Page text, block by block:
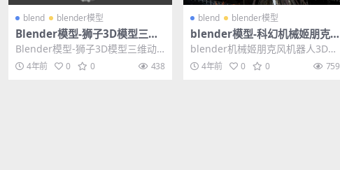
blend blender模型
Blender模型-狮子3D模型三维
动物雕刻模型（白模）
Blender模型-狮子3D模型三维动
物雕刻模型（白模） 其他推荐： B
lend...
4年前 0 0 438
blend blender模型
blender模型-科幻机械姬朋克
风机器人3D模型blend
blender机械姬朋克风机器人3D模
型 其他推荐: Blender模型-科幻
机...4年前 0 0 759